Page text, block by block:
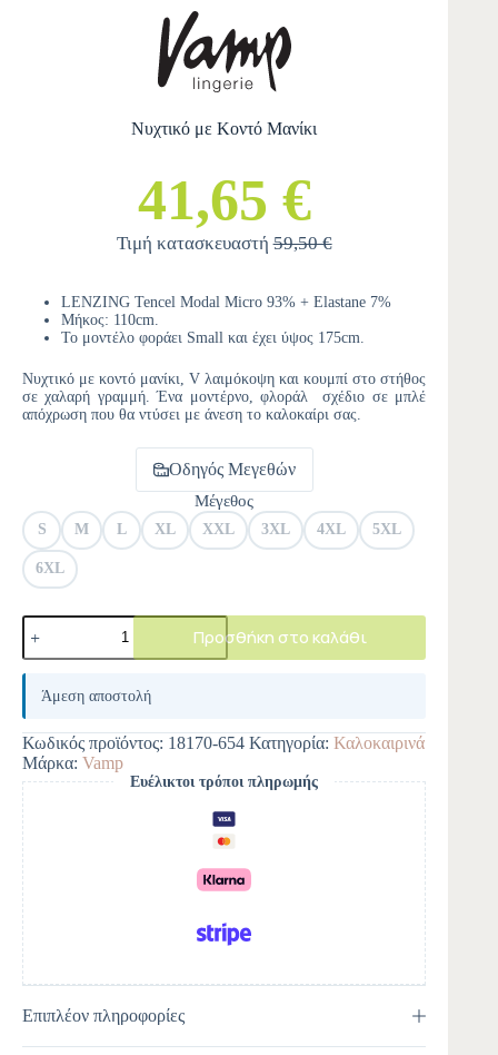
Νυχτικό με Κοντό Μανίκι
41,65 €
Τιμή κατασκευαστή59,50 €
LENZING Tencel Modal Micro 93% + Elastane 7%
Μήκος: 110cm.
Το μοντέλο φοράει Small και έχει ύψος 175cm.
Νυχτικό με κοντό μανίκι, V λαιμόκοψη και κουμπί στο στήθος
σε χαλαρή γραμμή. Ένα μοντέρνο, φλοράλ σχέδιο σε μπλέ
απόχρωση που θα ντύσει με άνεση το καλοκαίρι σας.
Οδηγός Μεγεθών
Μέγεθος
S M L XL XXL 3XL 4XL 5XL
6XL
Προσθήκη στο καλάθι
A
e
r
n
a
t
i
v
e
:
Άμεση αποστολή
Κωδικός προϊόντος: 18170-654 Κατηγορία: Καλοκαιρινά
Μάρκα: Vamp
Ευέλικτοι τρόποι πληρωμής
Επιπλέον πληροφορίες